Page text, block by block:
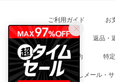
ご利用ガイド お
サイズ交換 返品・
各種規約 特
なりすましメール・